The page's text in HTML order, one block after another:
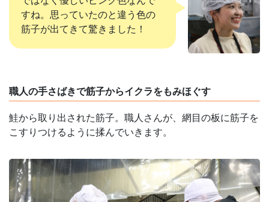
すね。思っていたのと違う色の
筋子が出てきて驚きました！
職人の手さばきで筋子からイクラをもみほぐす
鮭から取り出された筋子。職人さんが、網目の板に筋子を
こすりつけるように揉んでいきます。